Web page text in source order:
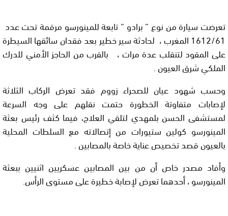
تعرضت سيارة من نوع ” برادو ” تابعة للمينورسو مرقمة تحت عدد
1612/61 المغرب ، لحادثة سير خطير بعد فقدان سائقها السيطرة
على المقود لتنقلب عدة مرات ، بالقرب من الحاجز الأمني للدرك
الملكي شرق العيون .
وحسب شهود عيان للصحراء زووم فقد تعرض الركاب الثلاثة
لإصابات متفاوتة الخطورة حتمت نقلهم على وجه السرعة
لمستشفى الحسن بلمهدي لتلقي العلاج، فيما كثف رئيس بعثة
المينورسو كولين ستيورات من إتصالاته مع السلطات المحلية
بالعيون قصد تخصيص عناية خاصة بالمصابين .
وأفاد مصدر خاص أن من بين المصابين عسكريين اثنيين ببعثة
المينورسو ، أحدهما تعرض لإصابة خطيرة على مستوى الرأس.